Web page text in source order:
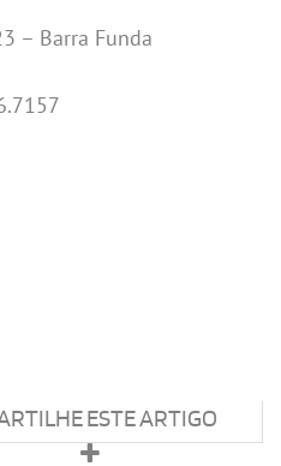
– Barra Funda
ESTE ARTIGO